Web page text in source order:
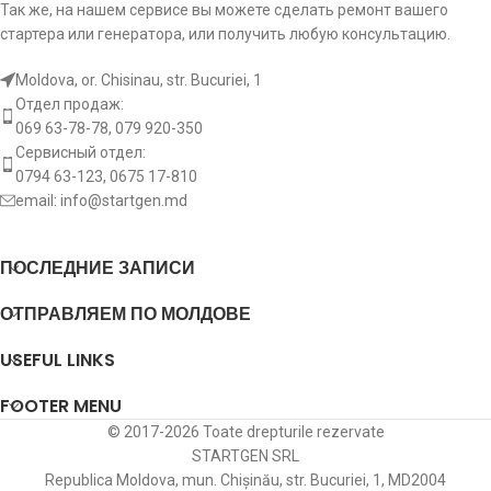
028300-5530 DENSO
5811240040
14182-63041
54-82221
WAI / TRANSPO
0280005553 DENSO
0280005561
0280005570
0280005580
L.1 [ mm ] 46.70
I.D.1 [ mm ]
Так же, на нашем сервисе вы можете сделать ремонт вашего
стартера или генератора, или получить любую консультацию.
Moldova, or. Chisinau, str. Bucuriei, 1
Отдел продаж:
069 63-78-78, 079 920-350
Сервисный отдел:
0794 63-123, 0675 17-810
email: info@startgen.md
ПОСЛЕДНИЕ ЗАПИСИ
ОТПРАВЛЯЕМ ПО МОЛДОВЕ
USEFUL LINKS
FOOTER MENU
© 2017-2026 Toate drepturile rezervate
STARTGEN SRL
Republica Moldova, mun. Chișinău, str. Bucuriei, 1, MD2004